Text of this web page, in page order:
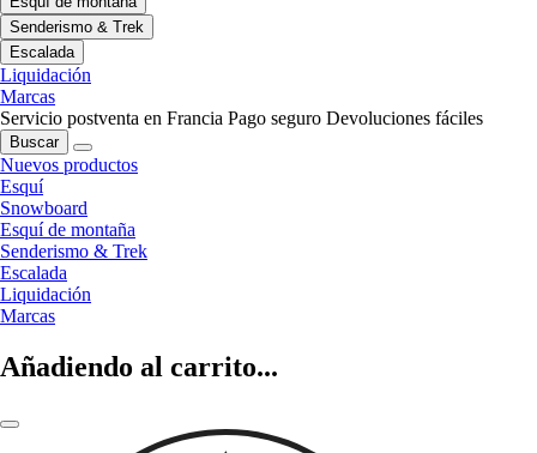
Senderismo & Trek
Escalada
Liquidación
Marcas
Servicio postventa en Francia Pago seguro Devoluciones fáciles
Buscar
Nuevos productos
Esquí
Snowboard
Esquí de montaña
Senderismo & Trek
Escalada
Liquidación
Marcas
Añadiendo al carrito...